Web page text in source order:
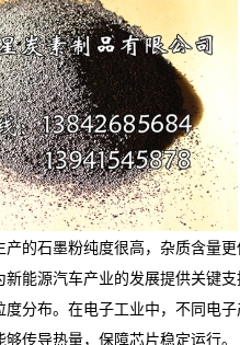
的石墨粉纯度很高，杂质含量
能源汽车产业的发展提供关键支
分布。在电子工业中，不同
传导热量，保障芯片稳定运行。